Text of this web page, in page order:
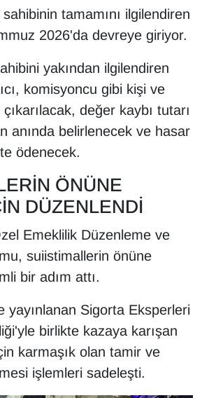
tamamını ilgilendiren
2026'da devreye giriyor.
yakından ilgilendiren
komisyoncu gibi kişi ve
değer kaybı tutarı
anında belirlenecek ve hasar
ödenecek.
ÖNÜNE
DÜZENLENDİ
Emeklilik Düzenleme ve
suiistimallerin önüne
bir adım attı.
yayınlanan Sigorta Eksperleri
birlikte kazaya karışan
karmaşık olan tamir ve
işlemleri sadeleşti.